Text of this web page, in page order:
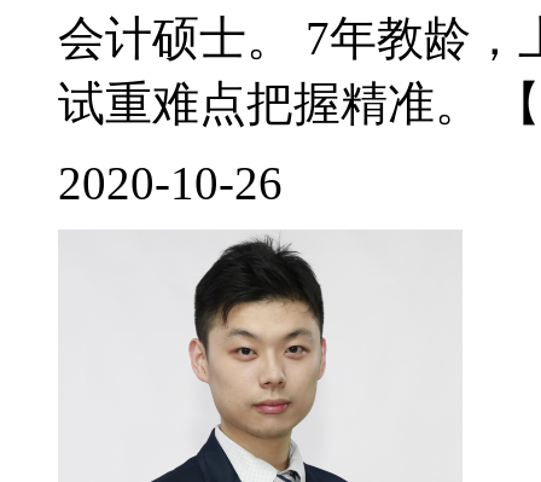
会计硕士。 7年教龄
试重难点把握精准。
2020-10-26